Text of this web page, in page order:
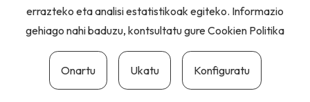
errazteko eta analisi estatistikoak egiteko. Informazio
gehiago nahi baduzu, kontsultatu gureCookien Politika
Onartu Ukatu Konfiguratu